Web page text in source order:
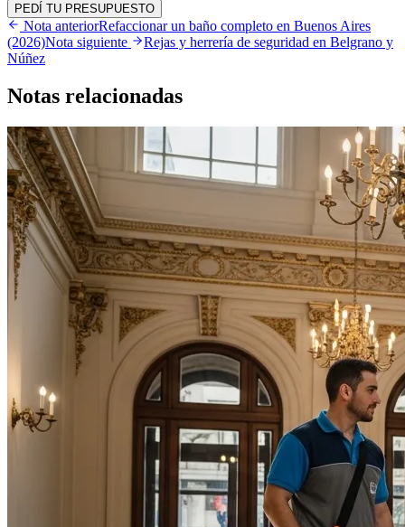
PEDÍ TU PRESUPUESTO
Nota anteriorRefaccionar un baño completo en Buenos Aires
(2026)Nota siguiente
Rejas y herrería de seguridad en Belgrano y
Núñez
Notas relacionadas